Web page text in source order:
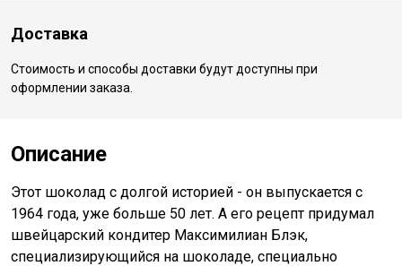
Доставка
Стоимость и способы доставки будут доступны при
оформлении заказа.
Описание
Этот шоколад с долгой историей - он выпускается с
1964 года, уже больше 50 лет. А его рецепт придумал
швейцарский кондитер Максимилиан Блэк,
специализирующийся на шоколаде, специально